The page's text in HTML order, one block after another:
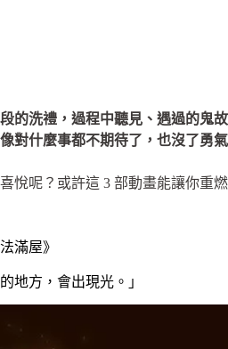
的洗禮，過程中聽見、遇過的鬼
對什麼事都不期待了，也沒了勇
悅呢？或許這 3 部動畫能讓你重
滿屋》
地方，會出現光。」